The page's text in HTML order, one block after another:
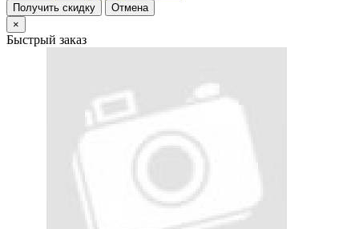
Получить скидку
Отмена
×
Быстрый заказ